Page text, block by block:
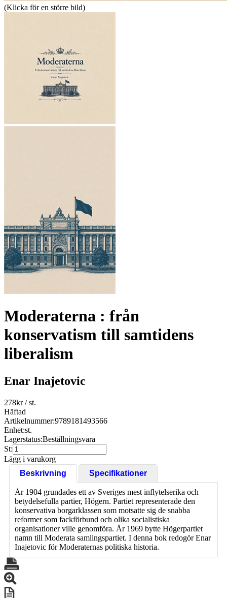
(Klicka för en större bild)
Moderaterna : från
konservatism till samtidens
liberalism
Enar Inajetovic
278kr/ st.
Häftad
Artikelnummer:9789181493566
Enhet:st.
Lagerstatus:Beställningsvara
St:
Lägg i varukorg
Beskrivning
Specifikationer
År 1904 grundades ett av Sveriges mest inflytelserika och
betydelsefulla partier, Högern. Partiet representerade den
konservativa borgarklassen som motsatte sig de snabba
reformer som fackförbund och olika socialistiska
organisationer ville genomföra. År 1969 bytte Högerpartiet
namn till Moderata samlingspartiet. I denna bok redogör Enar
Inajetovic för Moderaternas politiska historia.